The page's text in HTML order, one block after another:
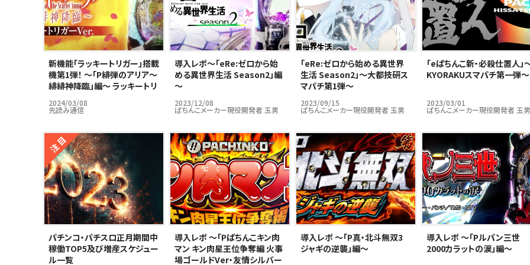
新機能「ラッキートリガー」搭載
機第1弾！ ～「P緋弾のアリア～
緋緋神降臨」編～ ラッキートリ
ガーはパチンコ市場の救世主
となりうるのか…？
2024/03/08
先読み通信
導入レポ～｢eRe:ゼロから始
める異世界生活 Season2」編
～
2023/12/08
ぱちんこメーカー現役開発者 玉男
｢eRe:ゼロから始める異世界
生活 Season2」～大都技研ス
マパチ第1弾～
2023/09/15
ぱちんこメーカー現役開発者 玉男
｢eぱちんこ新・必殺仕置人」
KYORAKUスマパチ第一弾～
2023/03/01
ぱちんこメーカー現役開発者 玉男
パチンコ・パチスロ正月期間中
稼働TOP5及び増産スケジュー
ル一覧
導入レポ ～「Pぱちんこキン肉
マン キン肉星王位争奪編 火事
場ゴールドVer・友情シルバー
導入レポ ～「P真・北斗無双3
ジャギの逆襲」編～
導入レポ ～「Pルパン三世
2000カラットの涙」編～